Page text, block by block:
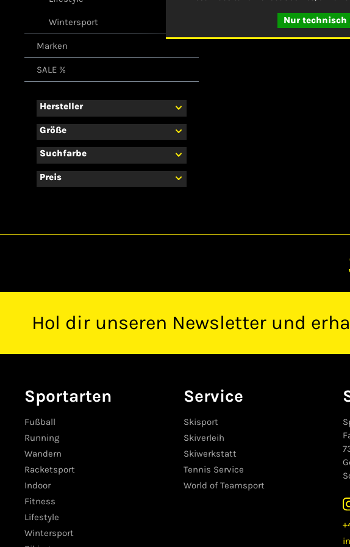
Wintersport
Marken
SALE %
Hersteller
Größe
Suchfarbe
Preis
Hol dir unseren Newsletter und
Sportarten
Fußball
Running
Wandern
Racketsport
Indoor
Fitness
Lifestyle
Wintersport
Service
Skisport
Skiverleih
Skiwerkstatt
Tennis Service
World of Teamsport
Nur technisch